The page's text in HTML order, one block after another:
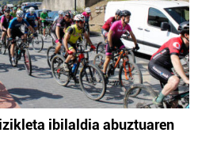
ibilaldia abuztuaren